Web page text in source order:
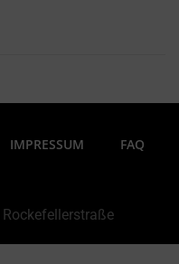
IMPRESSUM FAQ